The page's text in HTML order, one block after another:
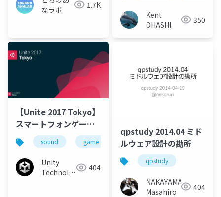
なラボ
1.7K
Kent
OHASHI
350
【Unite 2017 Tokyo】
スマートフォンゲーム
「夢幻のラビリズ」開
発秘話と動画・サウン
ドミドルウェアの使い
処
sound game middleware smartphone
Unity
Technologies 404
qpstudy 2014.04 ミド
ルウェア設計の勘所
qpstudy
NAKAYAMA
Masahiro
404